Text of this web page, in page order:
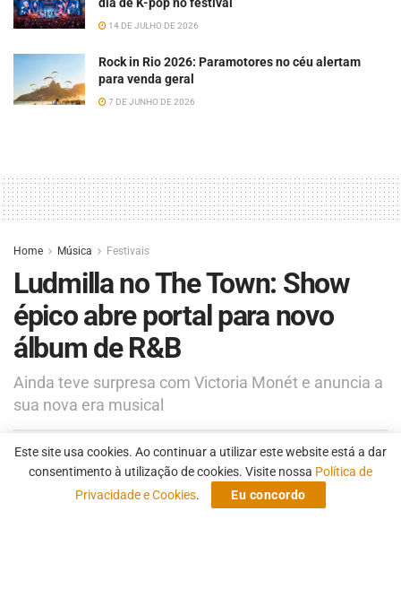
14 DE JULHO DE 2026
Rock in Rio 2026: Paramotores no céu alertam
para venda geral
7 DE JUNHO DE 2026
Home Música Festivais
Ludmilla no The Town: Show
épico abre portal para novo
álbum de R&B
Ainda teve surpresa com Victoria Monét e anuncia a
sua nova era musical
by Fernando Campo Grande 16 de setembro de 2025
Este site usa cookies. Ao continuar a utilizar este website está a dar
consentimento à utilização de cookies. Visite nossa Política de
Privacidade e Cookies. Eu concordo